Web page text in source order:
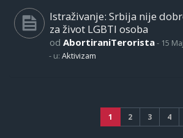
Istraživanje: Srbija nije
za život LGBTI osoba
od AbortiraniTerorista- 15
- u: Aktivizam
1 2 3 4